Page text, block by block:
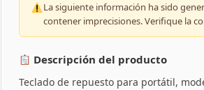
La siguiente información ha sido
contener imprecisiones. Verifique la
Descripción del producto
Teclado de repuesto para portátil,